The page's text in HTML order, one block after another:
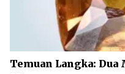
Temuan Langka: